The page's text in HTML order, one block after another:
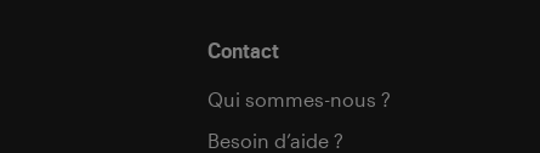
Contact
Qui sommes-nous ?
Besoin d’aide ?